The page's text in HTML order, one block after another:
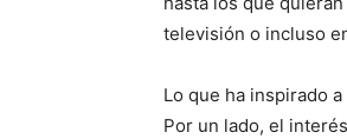
televisión o incluso
Lo que ha inspirado
Por un lado, el